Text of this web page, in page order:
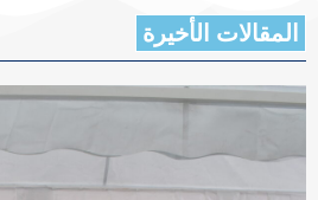
المقالات الأخيرة